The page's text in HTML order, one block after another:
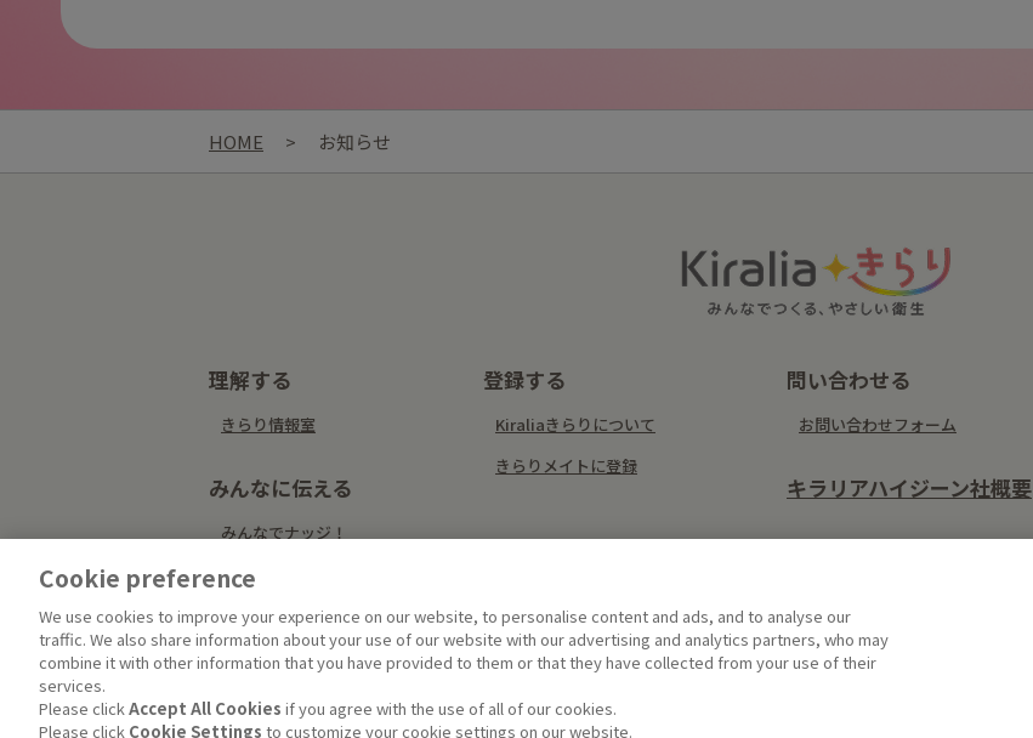
HOME > お知らせ
理解する
きらり情報室
みんなに伝える
みんなでナッジ！
登録する
Kiraliaきらりについて
きらりメイトに登録
問い合わせる
お問い合わせフォーム
キラリアハイジーン社概要
Cookie preference
We use cookies to improve your experience on our website, to personalise content and ads, and to analyse our
traffic. We also share information about your use of our website with our advertising and analytics partners, who may
combine it with other information that you have provided to them or that they have collected from your use of their
services.
Please clickAccept All Cookies if you agree with the use of all of our cookies.
Please click Cookie Settings to customize your cookie settings on our website.